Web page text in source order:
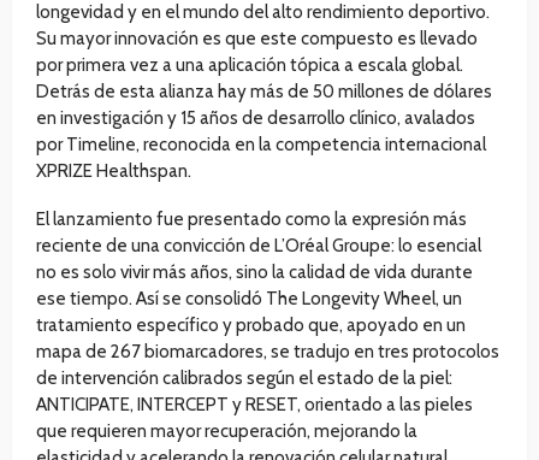
longevidad y en el mundo del alto rendimiento deportivo.
Su mayor innovación es que este compuesto es llevado
por primera vez a una aplicación tópica a escala global.
Detrás de esta alianza hay más de 50 millones de dólares
en investigación y 15 años de desarrollo clínico, avalados
por Timeline, reconocida en la competencia internacional
XPRIZE Healthspan.
El lanzamiento fue presentado como la expresión más
reciente de una convicción de L’Oréal Groupe: lo esencial
no es solo vivir más años, sino la calidad de vida durante
ese tiempo. Así se consolidó The Longevity Wheel, un
tratamiento específico y probado que, apoyado en un
mapa de 267 biomarcadores, se tradujo en tres protocolos
de intervención calibrados según el estado de la piel:
ANTICIPATE, INTERCEPT y RESET, orientado a las pieles
que requieren mayor recuperación, mejorando la